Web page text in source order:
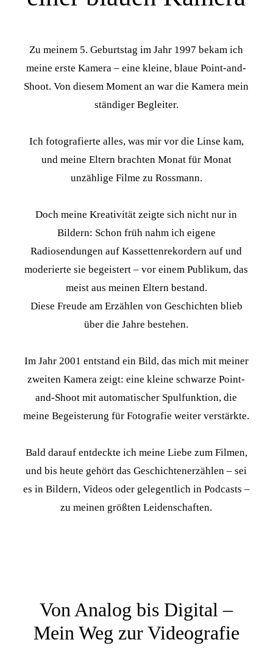
Zu meinem 5. Geburtstag im Jahr 1997 bekam ich
meine erste Kamera – eine kleine, blaue Point-and-
Shoot. Von diesem Moment an war die Kamera mein
ständiger Begleiter.
Ich fotografierte alles, was mir vor die Linse kam,
und meine Eltern brachten Monat für Monat
unzählige Filme zu Rossmann.
Doch meine Kreativität zeigte sich nicht nur in
Bildern: Schon früh nahm ich eigene
Radiosendungen auf Kassettenrekordern auf und
moderierte sie begeistert – vor einem Publikum, das
meist aus meinen Eltern bestand.
Diese Freude am Erzählen von Geschichten blieb
über die Jahre bestehen.
Im Jahr 2001 entstand ein Bild, das mich mit meiner
zweiten Kamera zeigt: eine kleine schwarze Point-
and-Shoot mit automatischer Spulfunktion, die
meine Begeisterung für Fotografie weiter verstärkte.
Bald darauf entdeckte ich meine Liebe zum Filmen,
und bis heute gehört das Geschichtenerzählen – sei
es in Bildern, Videos oder gelegentlich in Podcasts –
zu meinen größten Leidenschaften.
Von Analog bis Digital –
Mein Weg zur Videografie